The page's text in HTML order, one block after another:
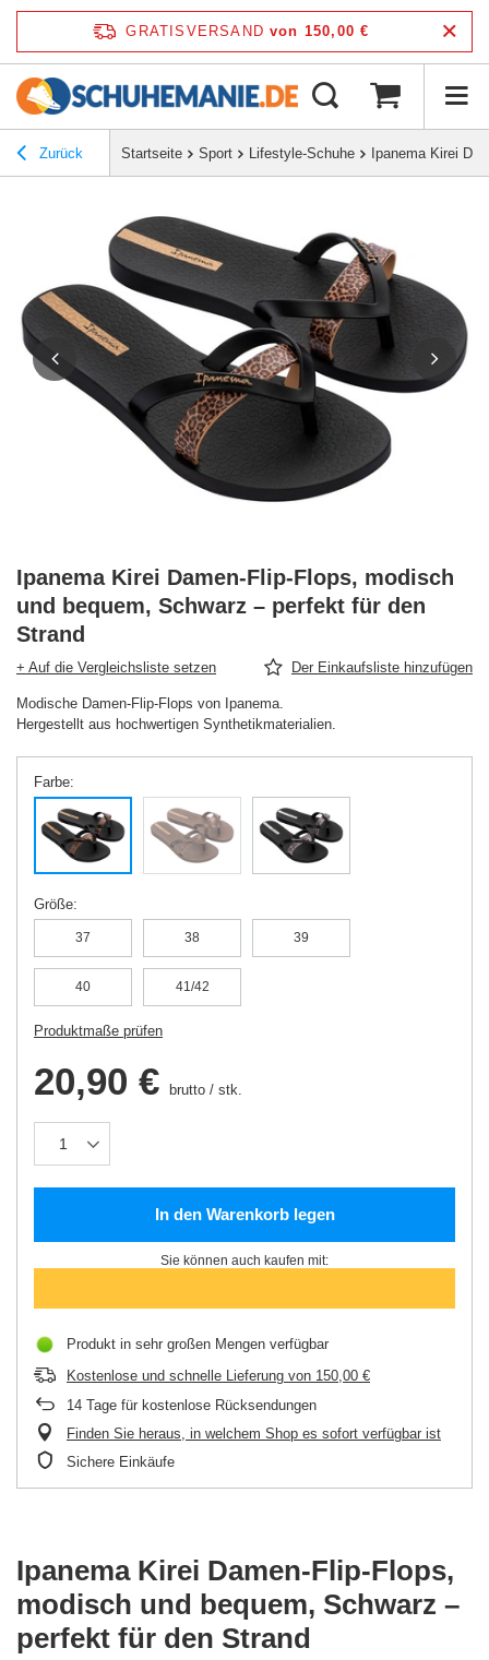
GRATISVERSAND von 150,00 €
Zurück Startseite Sport Lifestyle-Schuhe Ipanema Kirei
Ipanema Kirei Damen-Flip-Flops, modisch
und bequem, Schwarz – perfekt für den
Strand
+ Auf die Vergleichsliste setzen Der Einkaufsliste hinzufügen
Modische Damen-Flip-Flops von Ipanema.
Hergestellt aus hochwertigen Synthetikmaterialien.
Farbe
Größe
37 38 39
40 41/42
Produktmaße prüfen
20,90 € brutto / stk.
In den Warenkorb legen
Sie können auch kaufen mit:
Produkt in sehr großen Mengen verfügbar
Kostenlose und schnelle Lieferung von 150,00 €
14 Tage für kostenlose Rücksendungen
Finden Sie heraus, in welchem Shop es sofort verfügbar ist
Sichere Einkäufe
Ipanema Kirei Damen-Flip-Flops,
modisch und bequem, Schwarz –
perfekt für den Strand